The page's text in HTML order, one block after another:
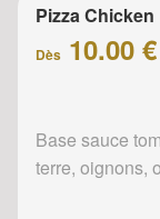
Pizza Chicken
Dès 10.00 €
Base sauce
terre, oignons,